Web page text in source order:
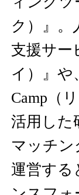
ク）』。
支援サー
イ）』や
Camp（
活用した
マッチン
運営する